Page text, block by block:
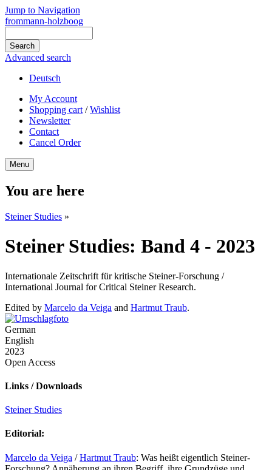
Jump to Navigation
frommann-holzboog
Advanced search
Deutsch
My Account
Shopping cart /Wishlist
Newsletter
Contact
Cancel Order
Menu
You are here
Steiner Studies »
Steiner Studies: Band 4 - 2023
Internationale Zeitschrift für kritische Steiner-Forschung /
International Journal for Critical Steiner Research.
Edited by Marcelo da Veiga and Hartmut Traub.
German
English
2023
Open Access
Links / Downloads
Steiner Studies
Editorial:
Marcelo da Veiga /Hartmut Traub: Was heißt eigentlich Steiner-